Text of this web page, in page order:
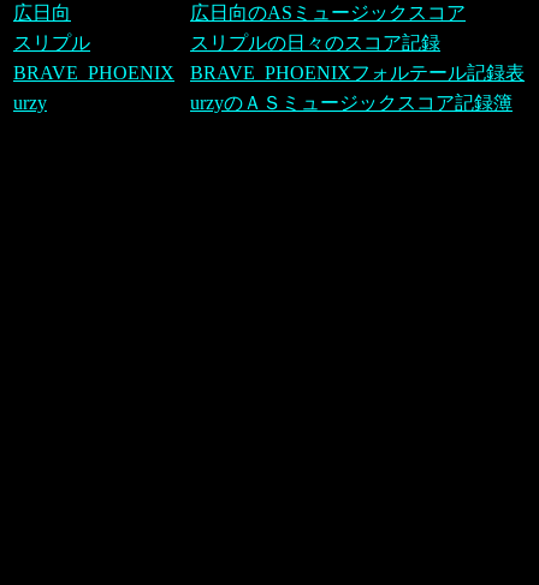
広日向
広日向のASミュージックスコア
スリプル
スリプルの日々のスコア記録
BRAVE_PHOENIX
BRAVE_PHOENIXフォルテール記録表
urzy
urzyのＡＳミュージックスコア記録簿